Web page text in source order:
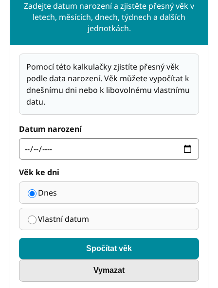
Zadejte datum narození a zjistěte přesný věk v
letech, měsících, dnech, týdnech a dalších
jednotkách.
Pomocí této kalkulačky zjistíte přesný věk
podle data narození. Věk můžete vypočítat k
dnešnímu dni nebo k libovolnému vlastnímu
datu.
Datum narození
Věk ke dni
Dnes
Vlastní datum
Spočítat věk
Vymazat